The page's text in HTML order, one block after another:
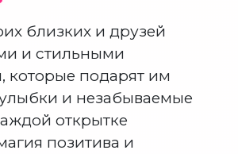
близких и друзей
и стильными
которые подарят им
и незабываемые
открытке
позитива и